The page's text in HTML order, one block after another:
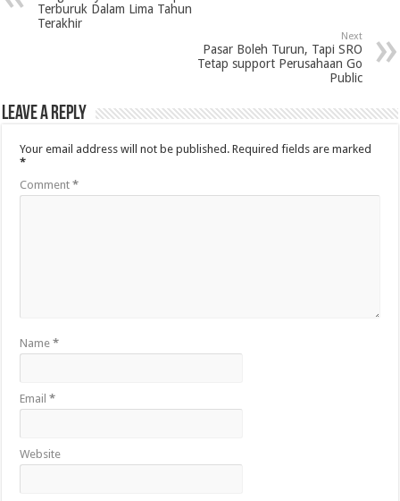
Terburuk Dalam Lima Tahun
Terakhir
Next
Pasar Boleh Turun, Tapi SRO
Tetap support Perusahaan Go
Public
Leave a Reply
Your email address will not be published. Required fields are marked
*
Comment*
Name*
Email*
Website